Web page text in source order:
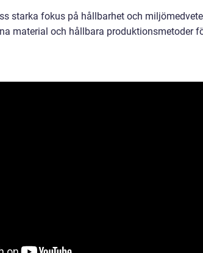
starka fokus på hållbarhet och
material och hållbara produktionsmetoder